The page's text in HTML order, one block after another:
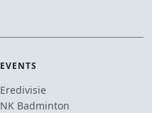
EVENTS
Eredivisie
NK Badminton